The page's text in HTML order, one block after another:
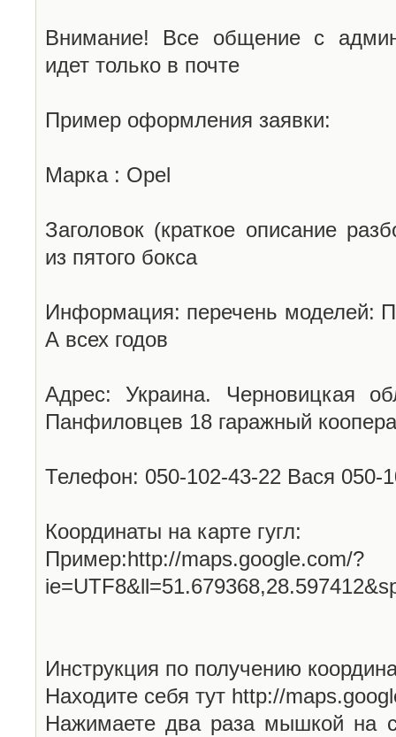
Внимание! Все общение с
идет только в почте
Пример оформления заявки:
Марка : Opel
Заголовок (краткое описание
из пятого бокса
Информация: перечень моделей:
А всех годов
Адрес: Украина. Черновицкая
Панфиловцев 18 гаражный
Телефон: 050-102-43-22 Вася 050-
Координаты на карте гугл:
Пример:http://maps.google.com/?
Инструкция по получению
Находите себя тут http://
Нажимаете два раза мышкой на